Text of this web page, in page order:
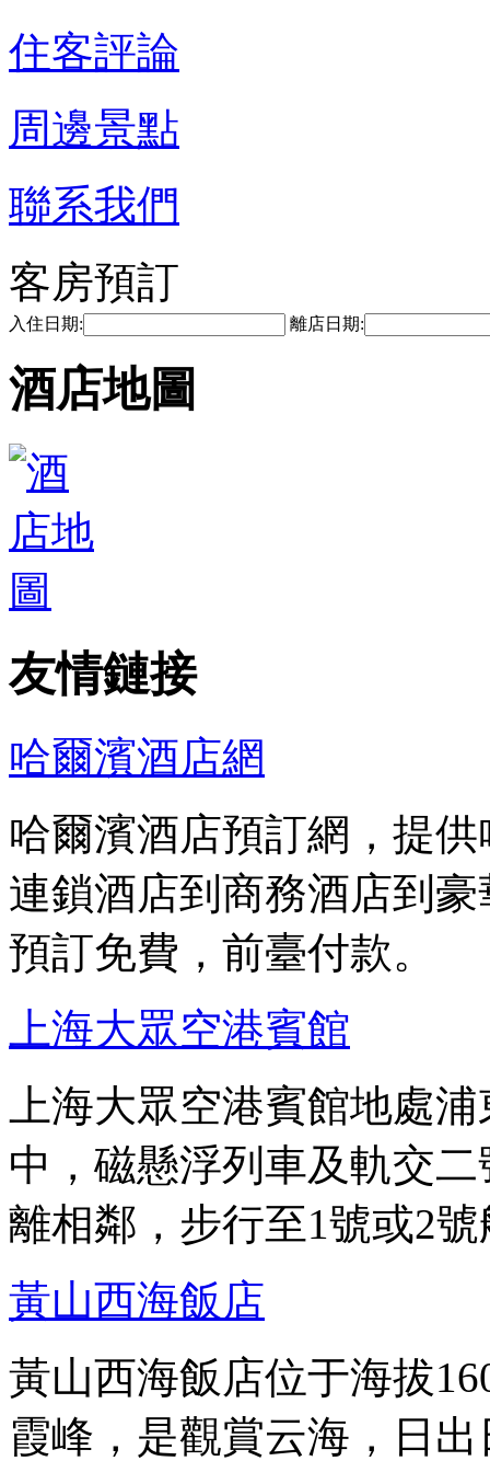
住客評論
周邊景點
聯系我們
客房預訂
入住日期: 離店日期:
酒店地圖
友情鏈接
哈爾濱酒店網
哈爾濱酒店預訂網，提
連鎖酒店到商務酒店到
預訂免費，前臺付款。
上海大眾空港賓館
上海大眾空港賓館地處
中，磁懸浮列車及軌交
離相鄰，步行至1號或2
黃山西海飯店
黃山西海飯店位于海拔
霞峰，是觀賞云海，日